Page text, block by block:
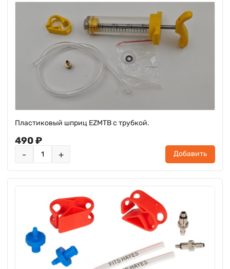
Пластиковый шприц EZMTB с трубкой.
490 ₽
- + Добавить